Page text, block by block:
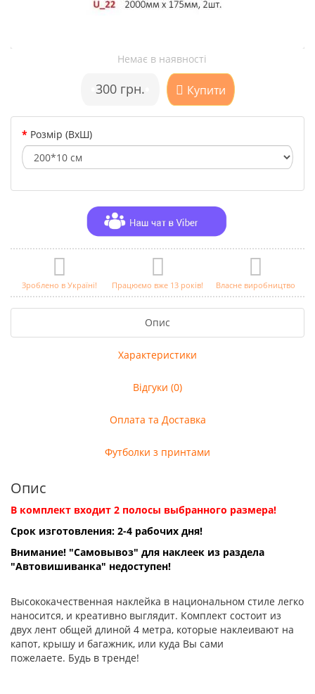
Немає в наявності
300 грн. Купити
Розмір (ВхШ)
Зроблено в Україні! Працюємо вже 13 років! Власне виробництво
Опис
Характеристики
Відгуки (0)
Оплата та Доставка
Футболки з принтами
Опис
В комплект входит 2 полосы выбранного размера!
Срок изготовления: 2-4 рабочих дня!
Внимание! "Самовывоз" для наклеек из раздела
"Автовишиванка" недоступен!
Высококачественная наклейка в национальном стиле легко
наносится, и креативно выглядит. Комплект состоит из
двух лент общей длиной 4 метра, которые наклеивают на
капот, крышу и багажник, или куда Вы сами
пожелаете. Будь в тренде!